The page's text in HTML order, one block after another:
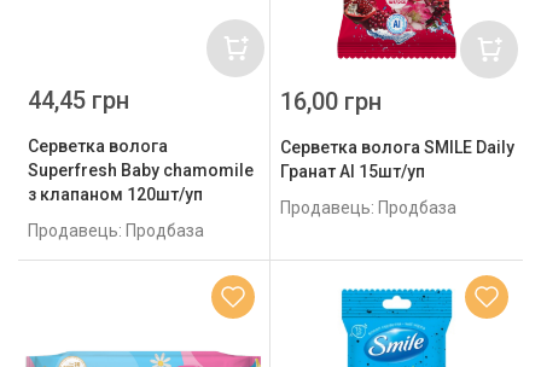
Серветка волога
Superfresh Baby chamomile
з клапаном 120шт/уп
Продавець: Продбаза
44,45 грн
Серветка волога SMILE Daily
Гранат AI 15шт/уп
Продавець: Продбаза
16,00 грн